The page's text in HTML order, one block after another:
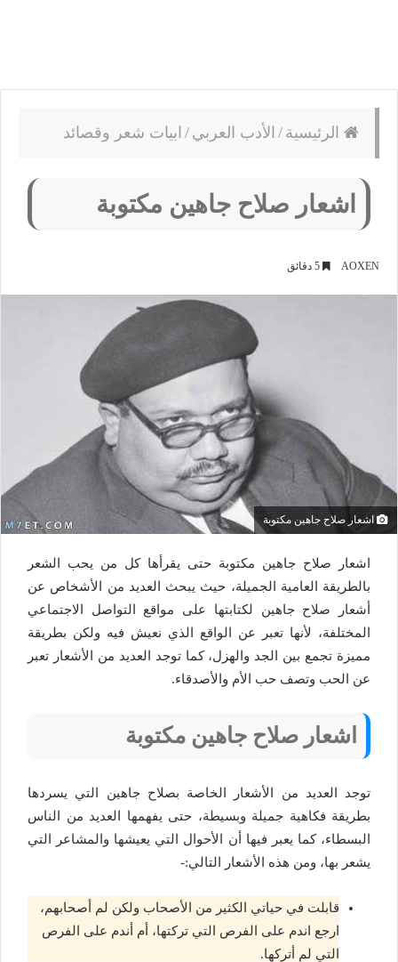
الرئيسية / الأدب العربي / ابيات شعر وقصائد
اشعار صلاح جاهين مكتوبة
AOXEN
اشعار صلاح جاهين مكتوبة
اشعار صلاح جاهين مكتوبة حتى يقرأها كل من يحب الشعر
بالطريقة العامية الجميلة، حيث يبحث العديد من الأشخاص عن
أشعار صلاح جاهين لكتابتها على مواقع التواصل الاجتماعي
المختلفة، لأنها تعبر عن الواقع الذي نعيش فيه ولكن بطريقة
مميزة تجمع بين الجد والهزل، كما توجد العديد من الأشعار تعبر
عن الحب وتصف حب الأم والأصدقاء.
اشعار صلاح جاهين مكتوبة
توجد العديد من الأشعار الخاصة بصلاح جاهين التي يسردها
بطريقة فكاهية جميلة وبسيطة، حتى يفهمها العديد من الناس
البسطاء، كما يعبر فيها أن الأحوال التي يعيشها والمشاعر التي
يشعر بها، ومن هذه الأشعار التالي:-
قابلت في حياتي الكثير من الأصحاب ولكن لم أصحابهم،
ارجع اندم على الفرص التي تركتها، أم أندم على الفرص
التي لم أتركها.